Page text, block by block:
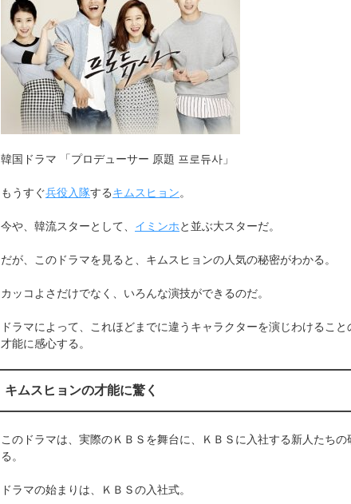
韓国ドラマ 「プロデューサー 原題 프로듀사」
もうすぐ兵役入隊するキムスヒョン。
今や、韓流スターとして、 イミンホと並ぶ大スターだ。
だが、このドラマを見ると、キムスヒョンの人気の秘密がわかる。
カッコよさだけでなく、いろんな演技ができるのだ。
ドラマによって、これほどまでに違うキャラクターを演じわけるこ
才能に感心する。
キムスヒョンの才能に驚く
このドラマは、実際のＫＢＳを舞台に、ＫＢＳに入社する新人たちの
る。
ドラマの始まりは、ＫＢＳの入社式。